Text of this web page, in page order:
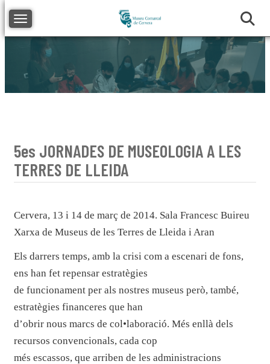
Toggle navigation
5es JORNADES DE MUSEOLOGIA A LES
TERRES DE LLEIDA
Cervera, 13 i 14 de març de 2014. Sala Francesc Buireu
Xarxa de Museus de les Terres de Lleida i Aran
Els darrers temps, amb la crisi com a escenari de fons,
ens han fet repensar estratègies
de funcionament per als nostres museus però, també,
estratègies financeres que han
d’obrir nous marcs de col•laboració. Més enllà dels
recursos convencionals, cada cop
més escassos, que arriben de les administracions